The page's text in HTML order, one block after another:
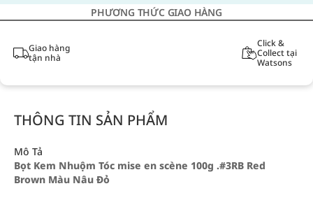
PHƯƠNG THỨC GIAO HÀNG
Giao hàng
tận nhà
Click &
Collect tại
Watsons
THÔNG TIN SẢN PHẨM
Mô Tả
Bọt Kem Nhuộm Tóc mise en scène 100g .#3RB Red
Brown Màu Nâu Đỏ